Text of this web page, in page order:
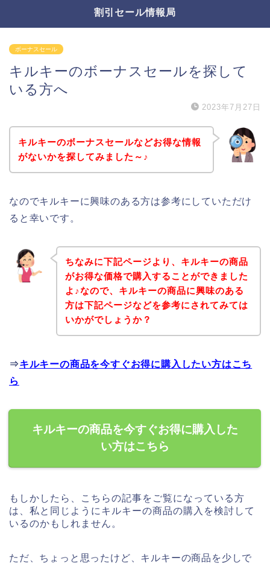
割引セール情報局
ボーナスセール
キルキーのボーナスセールを探して
いる方へ
2023年7月27日
キルキーのボーナスセールなどお得な情報
がないかを探してみました～♪
なのでキルキーに興味のある方は参考にしていただけ
ると幸いです。
ちなみに下記ページより、キルキーの商品
がお得な価格で購入することができました
よ♪なので、キルキーの商品に興味のある
方は下記ページなどを参考にされてみては
いかがでしょうか？
⇒キルキーの商品を今すぐお得に購入したい方はこち
ら
キルキーの商品を今すぐお得に購入した
い方はこちら
もしかしたら、こちらの記事をご覧になっている方
は、私と同じようにキルキーの商品の購入を検討して
いるのかもしれません。
ただ、ちょっと思ったけど、キルキーの商品を少しで